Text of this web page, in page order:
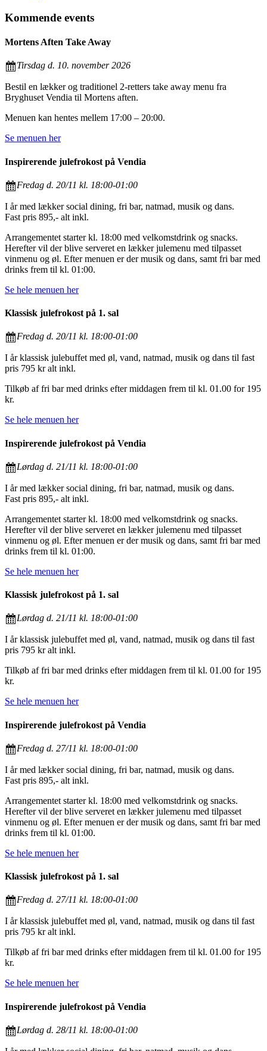
Kommende events
Mortens Aften Take Away
Tirsdag d. 10. november 2026
Bestil en lækker og traditionel 2-retters take away menu fra
Bryghuset Vendia til Mortens aften.
Menuen kan hentes mellem 17:00 – 20:00.
Se menuen her
Inspirerende julefrokost på Vendia
Fredag d. 20/11 kl. 18:00-01:00
I år med lækker social dining, fri bar, natmad, musik og dans.
Fast pris 895,- alt inkl.
Arrangementet starter kl. 18:00 med velkomstdrink og snacks.
Herefter vil der blive serveret en lækker julemenu med tilpasset
vinmenu og øl. Efter menuen er der musik og dans, samt fri bar med
drinks frem til kl. 01:00.
Se hele menuen her
Klassisk julefrokost på 1. sal
Fredag d. 20/11 kl. 18:00-01:00
I år klassisk julebuffet med øl, vand, natmad, musik og dans til fast
pris 795 kr alt inkl.
Tilkøb af fri bar med drinks efter middagen frem til kl. 01.00 for 195
kr.
Se hele menuen her
Inspirerende julefrokost på Vendia
Lørdag d. 21/11 kl. 18:00-01:00
I år med lækker social dining, fri bar, natmad, musik og dans.
Fast pris 895,- alt inkl.
Arrangementet starter kl. 18:00 med velkomstdrink og snacks.
Herefter vil der blive serveret en lækker julemenu med tilpasset
vinmenu og øl. Efter menuen er der musik og dans, samt fri bar med
drinks frem til kl. 01:00.
Se hele menuen her
Klassisk julefrokost på 1. sal
Lørdag d. 21/11 kl. 18:00-01:00
I år klassisk julebuffet med øl, vand, natmad, musik og dans til fast
pris 795 kr alt inkl.
Tilkøb af fri bar med drinks efter middagen frem til kl. 01.00 for 195
kr.
Se hele menuen her
Inspirerende julefrokost på Vendia
Fredag d. 27/11 kl. 18:00-01:00
I år med lækker social dining, fri bar, natmad, musik og dans.
Fast pris 895,- alt inkl.
Arrangementet starter kl. 18:00 med velkomstdrink og snacks.
Herefter vil der blive serveret en lækker julemenu med tilpasset
vinmenu og øl. Efter menuen er der musik og dans, samt fri bar med
drinks frem til kl. 01:00.
Se hele menuen her
Klassisk julefrokost på 1. sal
Fredag d. 27/11 kl. 18:00-01:00
I år klassisk julebuffet med øl, vand, natmad, musik og dans til fast
pris 795 kr alt inkl.
Tilkøb af fri bar med drinks efter middagen frem til kl. 01.00 for 195
kr.
Se hele menuen her
Inspirerende julefrokost på Vendia
Lørdag d. 28/11 kl. 18:00-01:00